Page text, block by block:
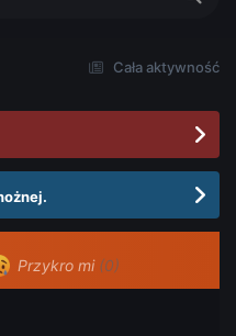
Cała aktywność
Przykro mi (0)